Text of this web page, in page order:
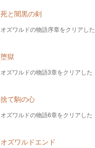
死と闇黒の剣
オズワルドの物語序章をクリアした
堕獄
オズワルドの物語3章をクリアした
捨て駒の心
オズワルドの物語6章をクリアした
オズワルドエンド